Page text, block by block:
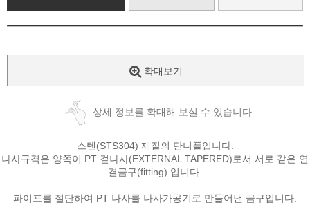
확대보기
상세 정보를 확대해 보실 수 있습니다
스텐(STS304) 재질의 단니플입니다.
나사규격은 양쪽이 PT 겉나사(EXTERNAL TAPERED)로서 서로 같은 연
결금구(fitting) 입니다.
파이프를 절단하여 PT 나사를 나사가공기로 만들어낸 금구입니다.